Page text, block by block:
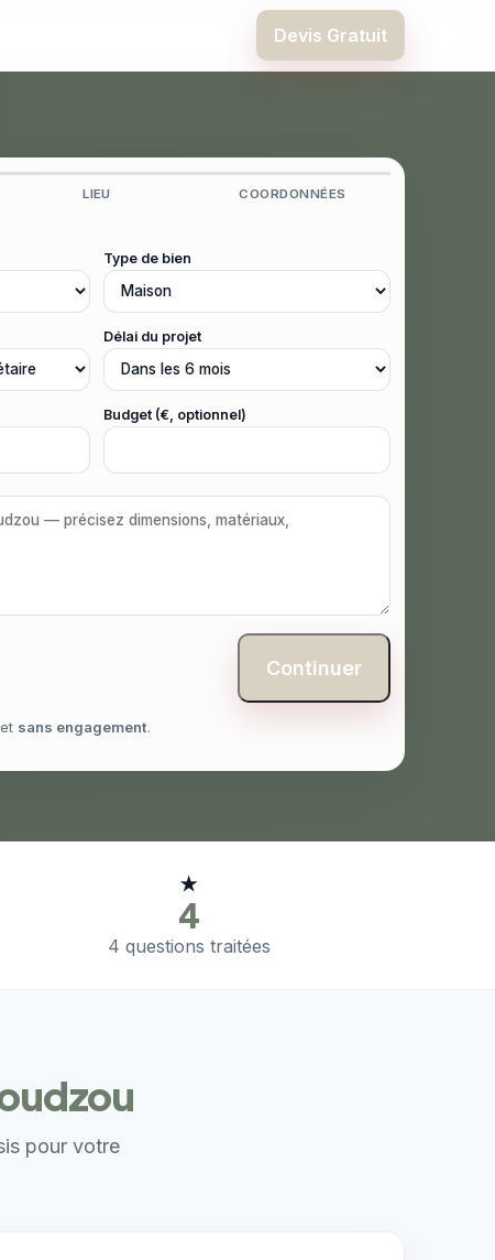
Devis Gratuit
LIEU COORDONNÉES
Type de bien
Délai du projet
Budget (€, optionnel)
Continuer
et sans engagement.
★
4
4 questions traitées
pour votre